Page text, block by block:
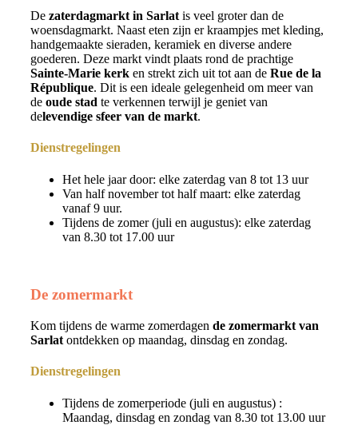
De zaterdagmarkt in Sarlat is veel groter dan de
woensdagmarkt. Naast eten zijn er kraampjes met kleding,
handgemaakte sieraden, keramiek en diverse andere
goederen. Deze markt vindt plaats rond de prachtige
Sainte-Marie kerk en strekt zich uit tot aan de Rue de la
République. Dit is een ideale gelegenheid om meer van
de oude stad te verkennen terwijl je geniet van
delevendige sfeer van de markt.
Dienstregelingen
Het hele jaar door: elke zaterdag van 8 tot 13 uur
Van half november tot half maart: elke zaterdag
vanaf 9 uur.
Tijdens de zomer (juli en augustus): elke zaterdag
van 8.30 tot 17.00 uur
De zomermarkt
Kom tijdens de warme zomerdagen de zomermarkt van
Sarlat ontdekken op maandag, dinsdag en zondag.
Dienstregelingen
Tijdens de zomerperiode (juli en augustus) :
Maandag, dinsdag en zondag van 8.30 tot 13.00 uur